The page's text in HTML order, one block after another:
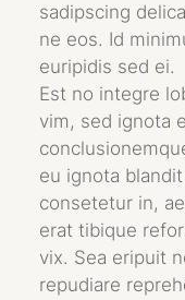
sadipscing
ne eos. Id
euripidis sed ei.
Est no integre
vim, sed ignota
eu ignota
consetetur in,
erat tibique
vix. Sea eripuit
repudiare